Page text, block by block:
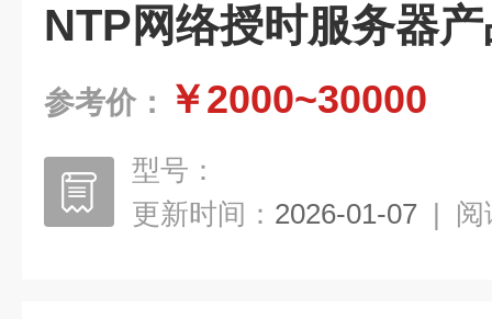
NTP网络授时服务器
参考价： ￥2000~30000
型号：
更新时间： 2026-01-07 | 阅